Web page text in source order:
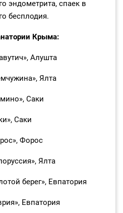
эндометрита, спаек в
бесплодия.
Крыма:
Алушта
Ялта
Саки
Саки
Форос
Ялта
берег», Евпатория
Евпатория